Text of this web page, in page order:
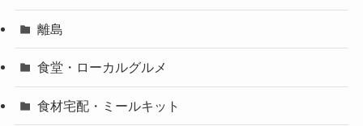
離島
食堂・ローカルグルメ
食材宅配・ミールキット